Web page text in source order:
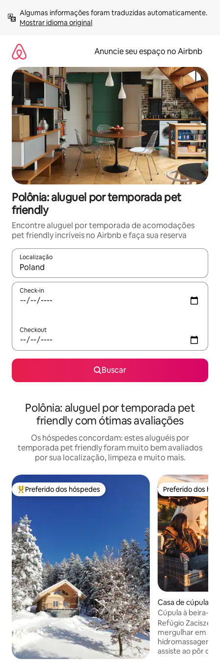
para
Mostrar idioma original
Anuncie seu espaço no Airbnb
Polônia: aluguel por temporada pet
friendly
Encontre aluguel por temporada de acomodações
pet friendly incríveis no Airbnb e faça sua reserva
Localização
Quando os resultados estiverem disponíveis, explore-os
Check-in
Checkout
Buscar
Polônia: aluguel por temporada pet
friendly com ótimas avaliações
Os hóspedes concordam: estes aluguéis por
temporada pet friendly foram muito bem avaliados
por sua localização, limpeza e muito mais.
Entre os melhores preferidos dos hóspedes
Preferido dos hóspedes Preferido dos
Preferido dos
Casa de cúpula ⋅
Cúpula à beira-
hidromassagem
sol
Refúgio Zacisze
mergulhar em
hidromassagem
assiste ao pôr do